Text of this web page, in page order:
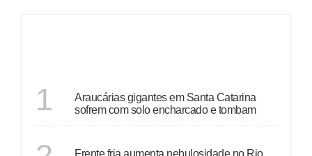
1
Araucárias gigantes em Santa Catarina
sofrem com solo encharcado e tombam